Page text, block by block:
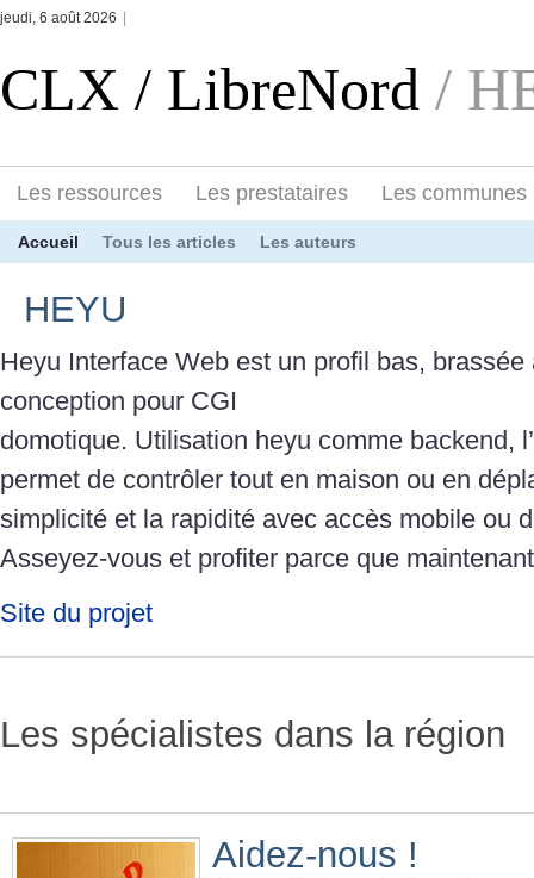
jeudi, 6 août 2026
CLX / LibreNord /
Les ressources Les prestataires Les communes
Accueil Tous les articles Les auteurs
HEYU
Heyu Interface Web est un profil bas, brassée
conception pour CGI
domotique. Utilisation heyu comme backend,
permet de contrôler tout en maison ou en
simplicité et la rapidité avec accès mobile ou
Asseyez-vous et profiter parce que
Site du projet
Les spécialistes dans la région
Aidez-nous !